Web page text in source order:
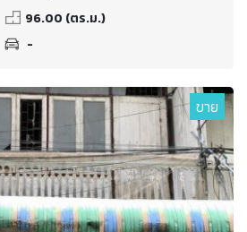
96.00 (ตร.ม.)
-
ขาย